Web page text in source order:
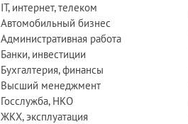
IT, интернет, телеком
Автомобильный бизнес
Административная работа
Банки, инвестиции
Бухгалтерия, финансы
Высший менеджмент
Госслужба, НКО
ЖКХ, эксплуатация